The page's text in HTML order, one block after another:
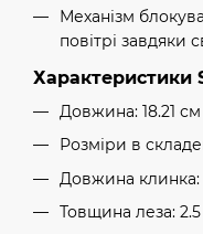
Механізм
повітрі завдяки
Характеристики
Довжина: 18.21 см
Розміри в
Довжина клинка:
Товщина леза: